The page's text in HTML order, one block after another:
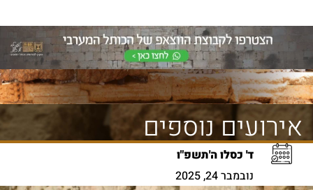
אירועים נוספים
ד' כסלו ה'תשפ"ו
נובמבר 24, 2025